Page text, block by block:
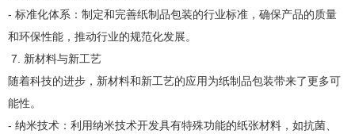
- 标准化体系：制定和完善纸制品包装的行业标准，确保产品的质量
和环保性能，推动行业的规范化发展。
7. 新材料与新工艺
随着科技的进步，新材料和新工艺的应用为纸制品包装带来了更多可
能性。
- 纳米技术：利用纳米技术开发具有特殊功能的纸张材料，如抗菌、